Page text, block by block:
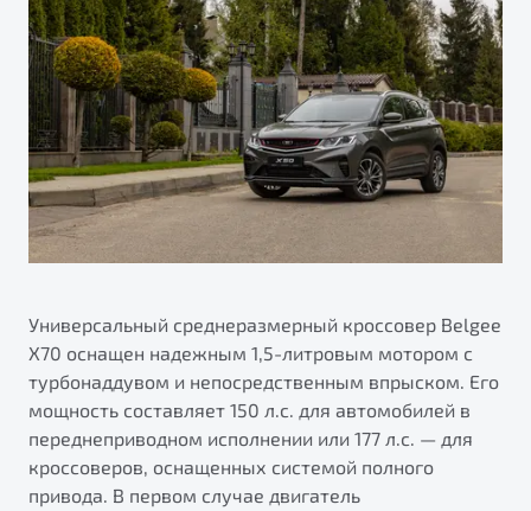
Универсальный среднеразмерный кроссовер Belgee
X70 оснащен надежным 1,5-литровым мотором с
турбонаддувом и непосредственным впрыском. Его
мощность составляет 150 л.с. для автомобилей в
переднеприводном исполнении или 177 л.с. — для
кроссоверов, оснащенных системой полного
привода. В первом случае двигатель